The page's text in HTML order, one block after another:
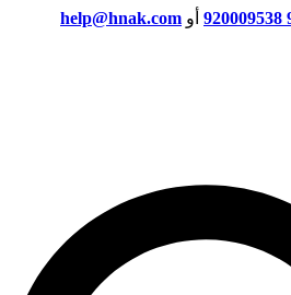
أو help@hnak.com